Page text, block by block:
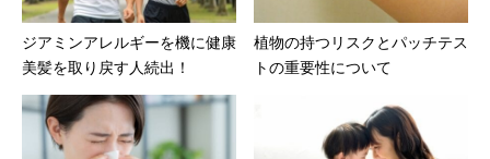
ジアミンアレルギーを機に健康
美髪を取り戻す人続出！
植物の持つリスクとパッチテス
トの重要性について